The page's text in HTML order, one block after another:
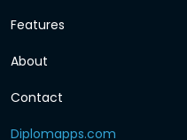
Features
About
Contact
Diplomapps.com